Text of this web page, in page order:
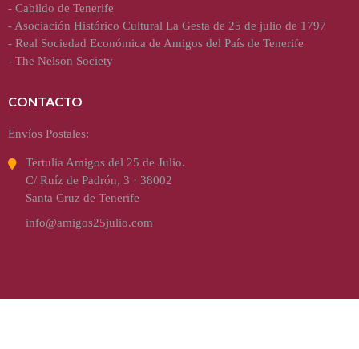
- Cabildo de Tenerife
- Asociación Histórico Cultural La Gesta de 25 de julio de 1797
- Real Sociedad Económica de Amigos del País de Tenerife
- The Nelson Society
CONTACTO
Envíos Postales:
Tertulia Amigos del 25 de Julio.
C/ Ruíz de Padrón, 3 · 38002
Santa Cruz de Tenerife
info@amigos25julio.com